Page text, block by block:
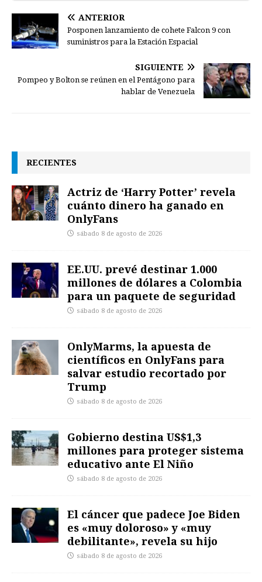
ANTERIOR
Posponen lanzamiento de cohete Falcon 9 con
suministros para la Estación Espacial
SIGUIENTE
Pompeo y Bolton se reúnen en el Pentágono para
hablar de Venezuela
RECIENTES
Actriz de ‘Harry Potter’ revela
cuánto dinero ha ganado en
OnlyFans
sábado 8 de agosto de 2026
EE.UU. prevé destinar 1.000
millones de dólares a Colombia
para un paquete de seguridad
sábado 8 de agosto de 2026
OnlyMarms, la apuesta de
científicos en OnlyFans para
salvar estudio recortado por
Trump
sábado 8 de agosto de 2026
Gobierno destina US$1,3
millones para proteger sistema
educativo ante El Niño
sábado 8 de agosto de 2026
El cáncer que padece Joe Biden
es «muy doloroso» y «muy
debilitante», revela su hijo
sábado 8 de agosto de 2026